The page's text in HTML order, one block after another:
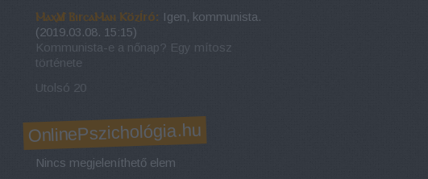
ⲘⲁⲭѴⲁl ⲂⲓrⲥⲁⲘⲁⲛ ⲔöⲍÍró: Igen, kommunista.
(2019.03.08. 15:15)
Kommunista-e a nőnap? Egy mítosz
története
Utolsó 20
OnlinePszichológia.hu
Nincs megjeleníthető elem